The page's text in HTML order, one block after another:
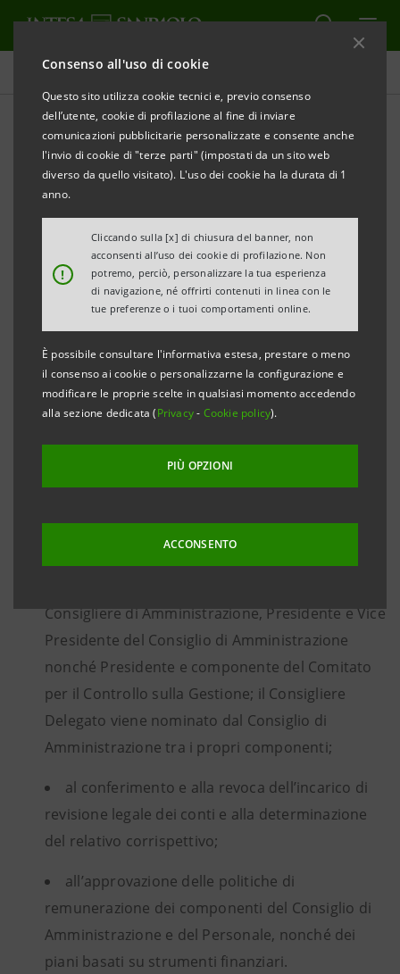
Consenso all'uso di cookie
Questo sito utilizza cookie tecnici e, previo consenso
dell’utente, cookie di profilazione al fine di inviare
comunicazioni pubblicitarie personalizzate e consente anche
l'invio di cookie di "terze parti" (impostati da un sito web
diverso da quello visitato). L'uso dei cookie ha la durata di 1
anno.
!
Cliccando sulla [x] di chiusura del banner, non
acconsenti all’uso dei cookie di profilazione. Non
potremo, perciò, personalizzare la tua esperienza
di navigazione, né offrirti contenuti in linea con le
tue preferenze o i tuoi comportamenti online.
È possibile consultare l'informativa estesa, prestare o meno
il consenso ai cookie o personalizzarne la configurazione e
modificare le proprie scelte in qualsiasi momento accedendo
alla sezione dedicata (Privacy- Cookie policy).
PIÙ OPZIONI
ACCONSENTO
Governance
Assemblea degli Azionisti
ALERT STAMPA AGGIORNA
L'Assemblea degli Azionisti delibera sulle materie
affidate alla sua competenza dalla legge o dallo
Statuto.
L’Assemblea risulta competente a deliberare, tra
l'altro, in merito:
all’approvazione dei bilanci di esercizio e alla
distribuzione degli utili;
Consigliere di Amministrazione, Presidente e Vice
Presidente del Consiglio di Amministrazione
nonché Presidente e componente del Comitato
per il Controllo sulla Gestione; il Consigliere
Delegato viene nominato dal Consiglio di
Amministrazione tra i propri componenti;
al conferimento e alla revoca dell’incarico di
revisione legale dei conti e alla determinazione
del relativo corrispettivo;
all’approvazione delle politiche di
remunerazione dei componenti del Consiglio di
Amministrazione e del Personale, nonché dei
piani basati su strumenti finanziari.